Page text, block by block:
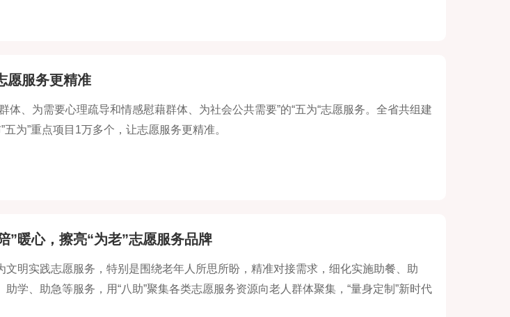
愿服务更精准
体、为需要心理疏导和情感慰藉群体、为社会公共需要”的“五为“志愿服务。全省共组建
为”重点项目1万多个，让志愿服务更精准。
”暖心，擦亮“为老”志愿服务品牌
文明实践志愿服务，特别是围绕老年人所思所盼，精准对接需求，细化实施助餐、助
学、助急等服务，用“八助”聚集各类志愿服务资源向老人群体聚集，“量身定制”新时代